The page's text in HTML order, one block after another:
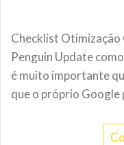
Checklist Otimização
Penguin Update
é muito importante
que o próprio Google